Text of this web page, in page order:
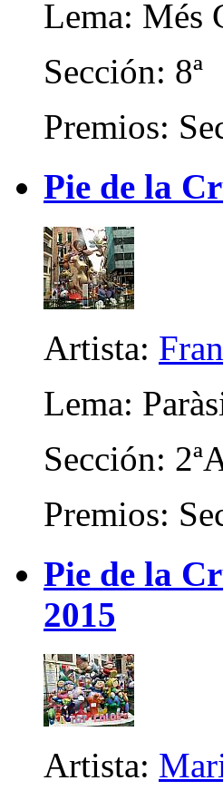
Lema: Més
Sección: 8ª
Premios:
Pie de la
Artista:
Lema:
Sección:
Premios:
Pie de la
2015
Artista: